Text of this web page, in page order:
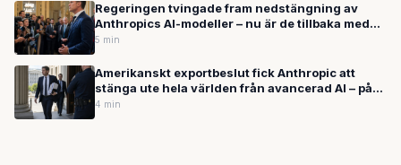
Regeringen tvingade fram nedstängning av
Anthropics AI-modeller – nu är de tillbaka med
nytt forskningsverktyg
5 min
Amerikanskt exportbeslut fick Anthropic att
stänga ute hela världen från avancerad AI – på
tre veckor
4 min